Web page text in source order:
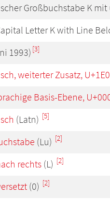
Großbuchstabe K
Letter K with Line
1993) [3]
weiterter Zusatz,
Basis-Ebene,
(Latn) [5]
(Lu) [2]
rechts(L) [2]
(0) [2]